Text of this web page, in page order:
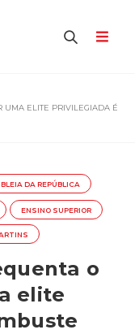
UMA ELITE PRIVILEGIADA É
DA REPÚBLICA
ENSINO SUPERIOR
o
elite